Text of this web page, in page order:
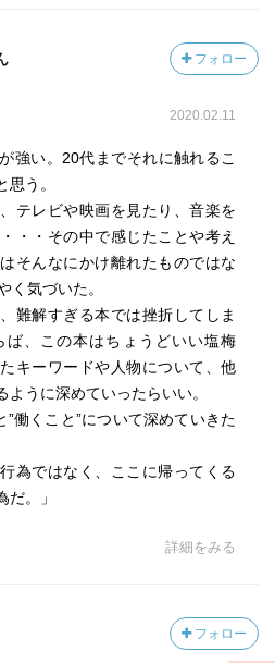
ときそこには愚かな何かが潜ん
フォロー
2020.02.11
強い。20代までそれに触れるこ
う。
テレビや映画を見たり、音楽を
・・その中で感じたことや考え
そんなにかけ離れたものではな
く気づいた。
難解すぎる本では挫折してしま
ば、この本はちょうどいい塩梅
キーワードや人物について、他
うに深めていったらいい。
”働くこと”について深めていきた
為ではなく、ここに帰ってくる
。」
詳細をみる
フォロー